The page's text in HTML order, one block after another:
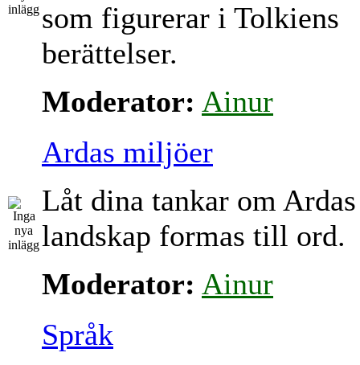
som figurerar i Tolkiens
berättelser.
Moderator: Ainur
Ardas miljöer
Låt dina tankar om Ardas
landskap formas till ord.
Moderator: Ainur
Språk